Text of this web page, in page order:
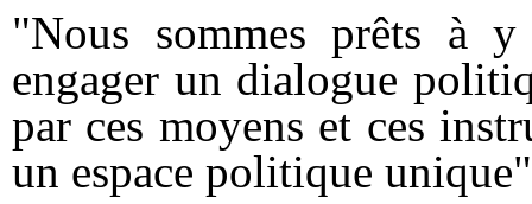
"Nous sommes prêts à
engager un dialogue
par ces moyens et ces
un espace politique